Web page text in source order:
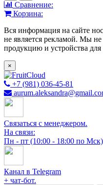
Сравнение:
Корзина:
Вся информация на сайте
не является рекламой. Мы
продукцию и устройства
×
+7 (981) 036-45-81
Связаться с менеджером.
На связи:
Пн - пт (10:00 - 18:00 по Мск)
Канал в Telegram
+ чат-бот.